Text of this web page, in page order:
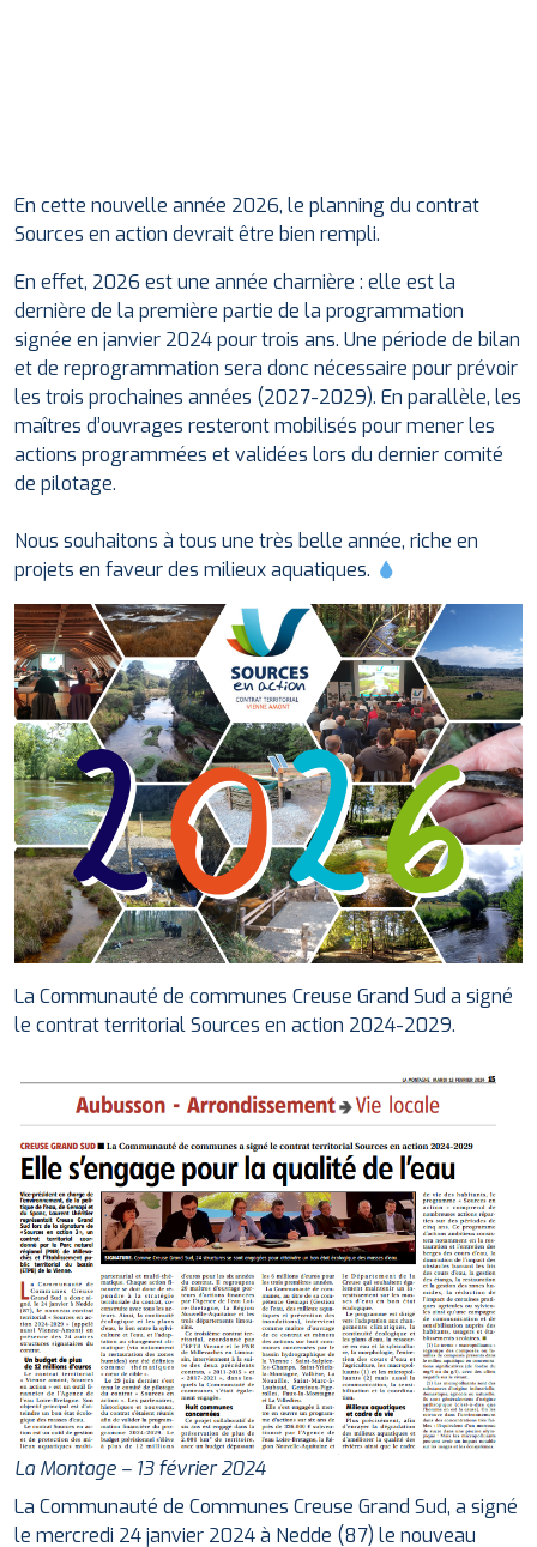
En cette nouvelle année 2026, le planning du contrat
Sources en action devrait être bien rempli.
En effet, 2026 est une année charnière : elle est la
dernière de la première partie de la programmation
signée en janvier 2024 pour trois ans. Une période de bilan
et de reprogrammation sera donc nécessaire pour prévoir
les trois prochaines années (2027-2029). En parallèle, les
maîtres d’ouvrages resteront mobilisés pour mener les
actions programmées et validées lors du dernier comité
de pilotage.
Nous souhaitons à tous une très belle année, riche en
projets en faveur des milieux aquatiques.
La Communauté de communes Creuse Grand Sud a signé
le contrat territorial Sources en action 2024-2029.
La Montage – 13 février 2024
La Communauté de Communes Creuse Grand Sud, a signé
le mercredi 24 janvier 2024 à Nedde (87) le nouveau